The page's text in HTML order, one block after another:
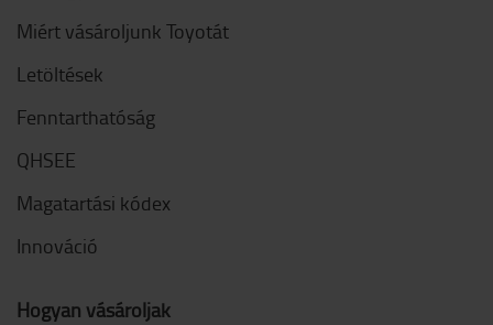
Miért vásároljunk Toyotát
Letöltések
Fenntarthatóság
QHSEE
Magatartási kódex
Innováció
Hogyan vásároljak